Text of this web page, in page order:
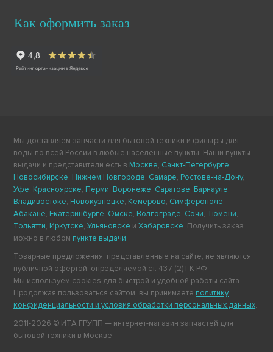
Как оформить заказ
Мы доставляем запчасти для бытовой техники и фильтры для
воды по всей России в любые населённые пункты. Наши пункты
выдачи и представители есть в Москве, Санкт-Петербурге,
Новосибирске, Нижнем Новгороде, Самаре, Ростове-на-Дону,
Уфе, Красноярске, Перми, Воронеже, Саратове, Барнауле,
Владивостоке, Новокузнецке, Кемерово, Симферополе,
Абакане, Екатеринбурге, Омске, Волгограде, Сочи, Тюмени,
Тольятти, Иркутске,Ульяновске иХабаровске. Получить заказ
можно в любом пункте выдачи.
Товарные предложения, представленные на сайте, не являются
публичной офертой, определяемой ст. 437 (2) ГК РФ.
Мы используем cookies для быстрой и удобной работы сайта.
Продолжая пользоваться сайтом, вы принимаете политику
конфиденциальности и условия обработки персональных данных.
2011-2026 © ИТА ГРУПП — интернет-магазин запчастей для
бытовой техники в Москве.